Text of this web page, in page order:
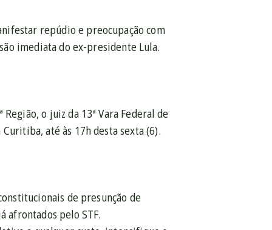
repúdio e preocupação com
imediata do ex-presidente Lula.
o juiz da 13ª Vara Federal de
até às 17h desta sexta (6).
de presunção de
afrontados pelo STF.